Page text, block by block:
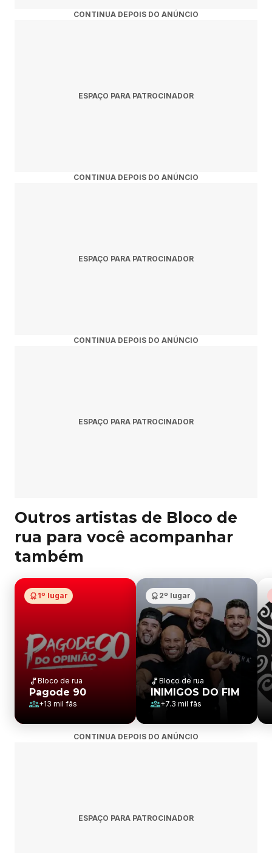
CONTINUA DEPOIS DO ANÚNCIO
ESPAÇO PARA PATROCINADOR
CONTINUA DEPOIS DO ANÚNCIO
ESPAÇO PARA PATROCINADOR
CONTINUA DEPOIS DO ANÚNCIO
ESPAÇO PARA PATROCINADOR
Outros artistas de Bloco de
rua para você acompanhar
também
1º lugar
Bloco de rua
Pagode 90
+13 mil fãs
2º lugar
Bloco de rua
INIMIGOS DO FIM
+7.3 mil fãs
CONTINUA DEPOIS DO ANÚNCIO
ESPAÇO PARA PATROCINADOR